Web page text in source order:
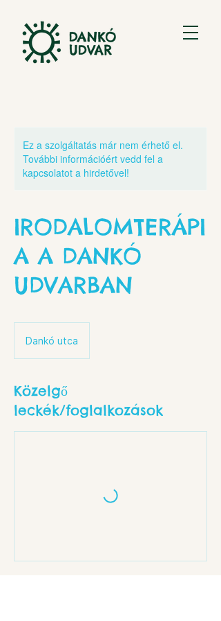
Ez a szolgáltatás már nem érhető el.
További információért vedd fel a
kapcsolatot a hirdetővel!
IRODALOMTERÁPI
A A DANKÓ
UDVARBAN
Dankó utca
Közelgő
leckék/foglalkozások